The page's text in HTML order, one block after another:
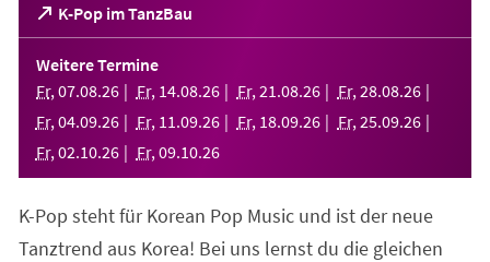
K-Pop im TanzBau
(Öffnet
in
einem
neuen
Tab)
Weitere Termine
Fr, 07.08.26 Fr, 14.08.26 Fr, 21 .08.26 Fr, 28.08.26
Fr, 04.09.26 Fr, 11 .09.26 Fr, 18.09.26 Fr, 25.09.26
Fr, 02.10.26 Fr, 09.10.26
K-Pop steht für Korean Pop Music und ist der neue
Tanztrend aus Korea! Bei uns lernst du die gleichen